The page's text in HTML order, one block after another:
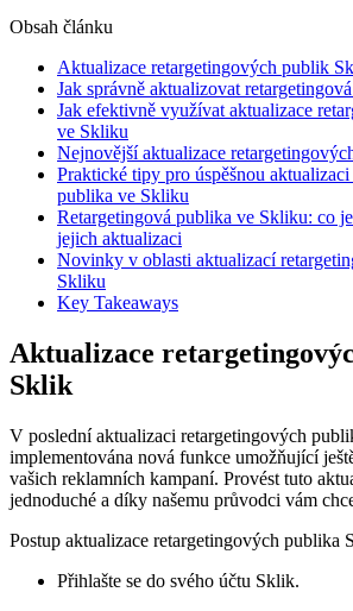
Obsah článku
Aktualizace retargetingových publik
Jak správně aktualizovat
Jak efektivně využívat aktualizace
ve Skliku
Nejnovější aktualizace
Praktické tipy pro úspěšnou
publika ve Skliku
Retargetingová publika ve Skliku: co
jejich aktualizaci
Novinky v oblasti aktualizací
Skliku
Key Takeaways
Aktualizace
Sklik
V poslední aktualizaci retargetingových
implementována nová funkce umožňující
vašich reklamních kampaní. Provést tuto
jednoduché a díky našemu průvodci vám
Postup aktualizace retargetingových publika
Přihlašte se do svého účtu Sklik.